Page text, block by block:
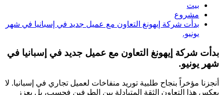
بيت
مشروع
بدأت شركة إيهونغ التعاون مع عميل جديد في إسبانيا في شهر
يونيو.
بدأت شركة إيهونغ التعاون مع عميل جديد في إسبانيا في
شهر يونيو.
أنجزنا مؤخراً بنجاح طلبية توريد منفاخات لعميل تجاري في إسبانيا. لا
يعكس هذا التعاون الثقة المتبادلة بين الطرفين فحسب، بل يعزز